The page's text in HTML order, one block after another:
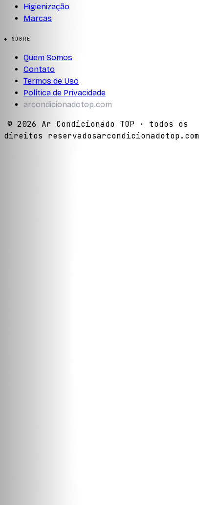
Higienização
Marcas
◆ SOBRE
Quem Somos
Contato
Termos de Uso
Política de Privacidade
arcondicionadotop.com
© 2026 Ar Condicionado TOP · todos os
direitos reservadosarcondicionadotop.com